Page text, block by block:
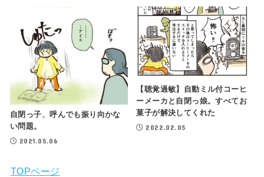
自閉っ子、呼んでも振り向かな
い問題。
2021.05.06
【聴覚過敏】自動ミル付コーヒ
ーメーカと自閉っ娘。すべてお
菓子が解決してくれた
2022.02.05
TOPページ